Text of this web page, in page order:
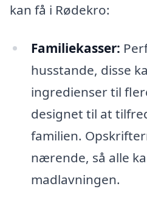
kan få i Rødekro:
Familiekasser:
husstande, disse
ingredienser til
designet til at
familien.
nærende, så alle
madlavningen.